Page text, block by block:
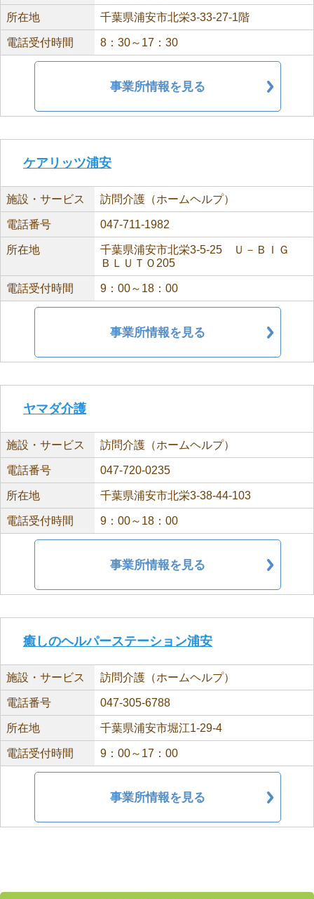
所在地 千葉県浦安市北栄3-33-27-1階
電話受付時間 8：30～17：30
事業所情報を見る
ケアリッツ浦安
施設・サービス 訪問介護（ホームヘルプ）
電話番号 047-711-1982
所在地
千葉県浦安市北栄3-5-25 Ｕ－ＢＩＧ
ＢＬＵＴＯ205
電話受付時間 9：00～18：00
事業所情報を見る
ヤマダ介護
施設・サービス 訪問介護（ホームヘルプ）
電話番号 047-720-0235
所在地 千葉県浦安市北栄3-38-44-103
電話受付時間 9：00～18：00
事業所情報を見る
癒しのヘルパーステーション浦安
施設・サービス 訪問介護（ホームヘルプ）
電話番号 047-305-6788
所在地 千葉県浦安市堀江1-29-4
電話受付時間 9：00～17：00
事業所情報を見る